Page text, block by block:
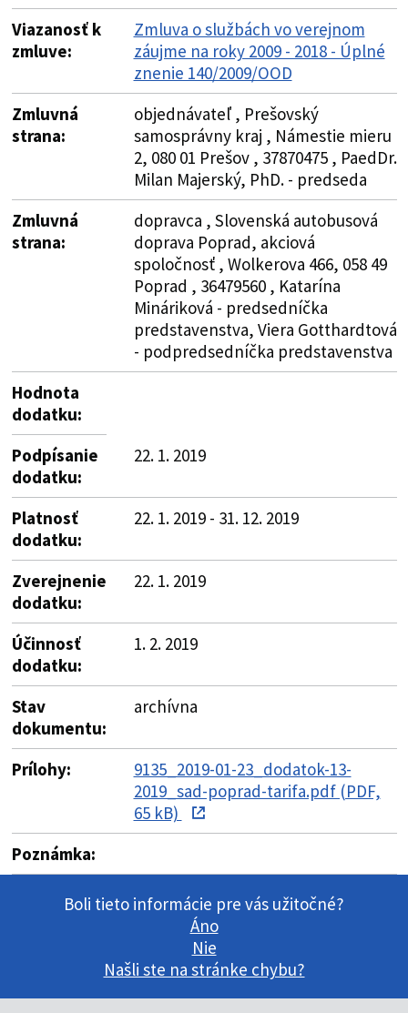
Viazanosť k
zmluve:
Zmluva o službách vo verejnom
záujme na roky 2009 - 2018 - Úplné
znenie 140/2009/OOD
Zmluvná
strana:
objednávateľ , Prešovský
samosprávny kraj , Námestie mieru
2, 080 01 Prešov , 37870475 , PaedDr.
Milan Majerský, PhD. - predseda
Zmluvná
strana:
dopravca , Slovenská autobusová
doprava Poprad, akciová
spoločnosť , Wolkerova 466, 058 49
Poprad , 36479560 , Katarína
Mináriková - predsedníčka
predstavenstva, Viera Gotthardtová
- podpredsedníčka predstavenstva
Hodnota
dodatku:
Podpísanie
dodatku:
22. 1. 2019
Platnosť
dodatku:
22. 1. 2019 - 31. 12. 2019
Zverejnenie
dodatku:
22. 1. 2019
Účinnosť
dodatku:
1. 2. 2019
Stav
dokumentu:
archívna
Prílohy:
9135_2019-01-23_dodatok-13-
2019_sad-poprad-tarifa.pdf (PDF,
65 kB)
Poznámka:
Boli tieto informácie pre vás užitočné?
Áno
Nie
Našli ste na stránke chybu?